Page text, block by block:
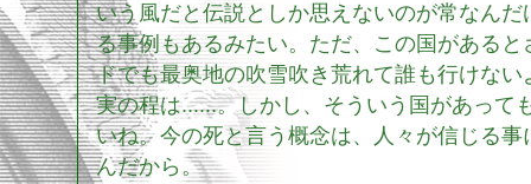
いう風だと伝説としか思えないのが常なん
る事例もあるみたい。ただ、この国がある
ドでも最奥地の吹雪吹き荒れて誰も行けな
実の程は......。しかし、そういう国があって
いね。今の死と言う概念は、人々が信じる
んだから。